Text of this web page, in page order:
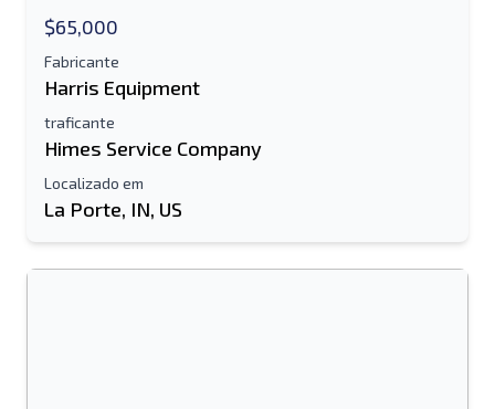
$65,000
Fabricante
Harris Equipment
traficante
Himes Service Company
Localizado em
La Porte, IN, US